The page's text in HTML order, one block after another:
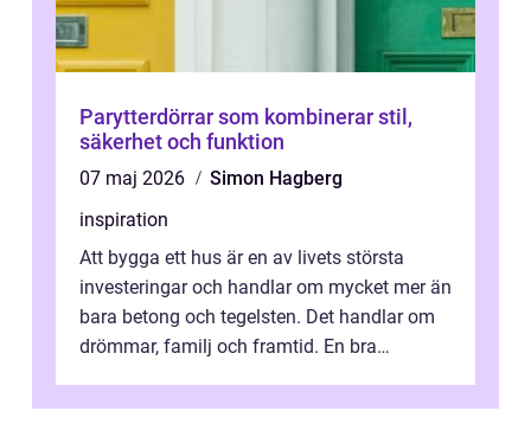
Parytterdörrar som kombinerar stil,
säkerhet och funktion
07 maj 2026
Simon Hagberg
inspiration
Att bygga ett hus är en av livets största
investeringar och handlar om mycket mer än
bara betong och tegelsten. Det handlar om
drömmar, familj och framtid. En bra